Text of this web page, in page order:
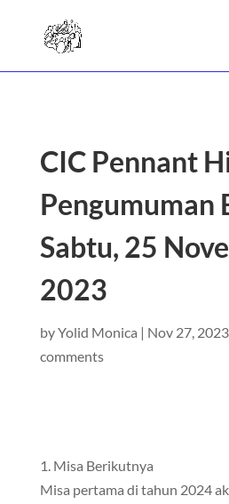
CIC Pennant
Pengumuman
Sabtu, 25
2023
byYolid Monica | Nov 27, 2023
comments
1. Misa Berikutnya
Misa pertama di tahun 2024